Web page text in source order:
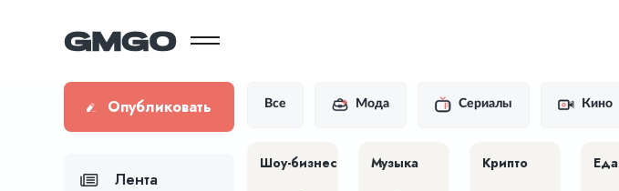
Опубликовать
Лента
Все Мода Сериалы Кино
Шоу-бизнес Музыка Крипто Еда